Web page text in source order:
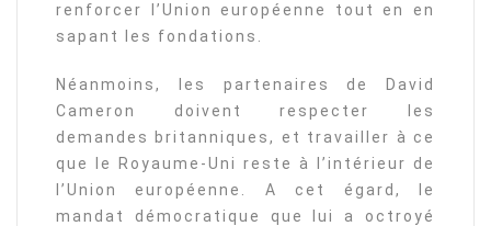
renforcer l’Union européenne tout en en
sapant les fondations.
Néanmoins, les partenaires de David
Cameron doivent respecter les
demandes britanniques, et travailler à ce
que le Royaume-Uni reste à l’intérieur de
l’Union européenne. A cet égard, le
mandat démocratique que lui a octroyé